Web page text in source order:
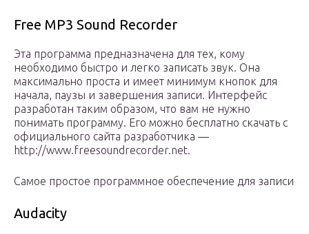
Free MP3 Sound Recorder
Эта программа предназначена для тех, кому
необходимо быстро и легко записать звук. Она
максимально проста и имеет минимум кнопок для
начала, паузы и завершения записи. Интерфейс
разработан таким образом, что вам не нужно
понимать программу. Его можно бесплатно скачать с
официального сайта разработчика —
http://www.freesoundrecorder.net.
Самое простое программное обеспечение для записи
Audacity